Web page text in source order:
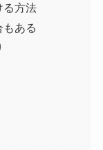
る方法
ある